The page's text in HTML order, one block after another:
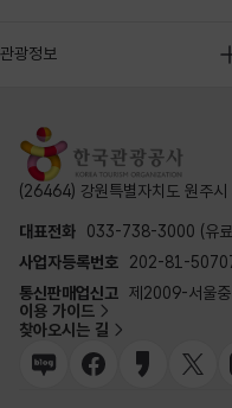
관광정보
(26464) 강원특별자치도 원주
대표전화
033-738-3000 (유
사업자등록번호
202-81-
통신판매업신고 제2009-서울
이용 가이드
찾아오시는 길